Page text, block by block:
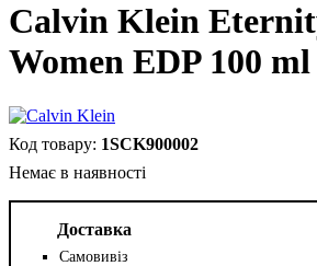
Calvin Klein
Women EDP 100
1SCK900002
Немає в наявності
Доставка
Самовивіз